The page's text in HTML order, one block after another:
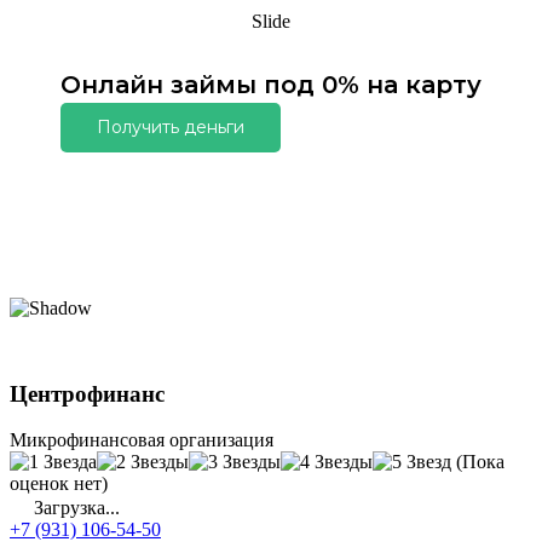
Slide
Онлайн займы под 0% на карту
Получить деньги
Центрофинанс
Микрофинансовая организация
(Пока
оценок нет)
Загрузка...
+7 (931) 106-54-50